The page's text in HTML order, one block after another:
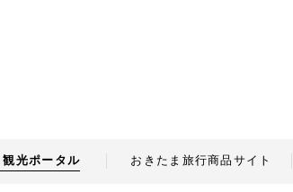
観光ポータル おきたま旅行商品 サイト